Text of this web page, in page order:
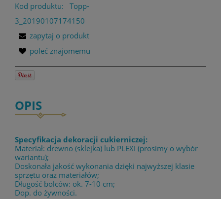
Kod produktu:
Topp-
3_20190107174150
zapytaj o produkt
poleć znajomemu
OPIS
Specyfikacja dekoracji cukierniczej:
Materiał: drewno (sklejka) lub PLEXI (prosimy o wybór
wariantu);
Doskonała jakość wykonania dzięki najwyższej klasie
sprzętu oraz materiałów;
Długość bolców: ok. 7-10 cm;
Dop. do żywności.